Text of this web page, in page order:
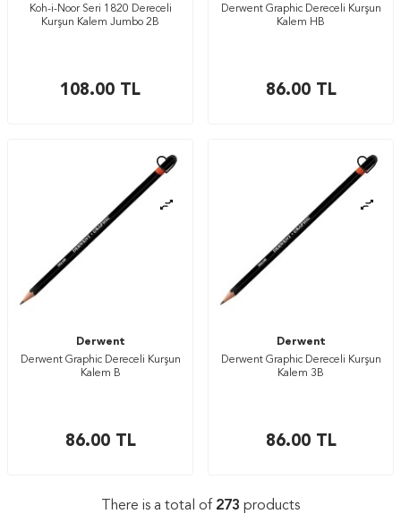
Koh-i-Noor Seri 1820 Dereceli
Kurşun Kalem Jumbo 2B
108.00 TL
Derwent Graphic Dereceli Kurşun
Kalem HB
86.00TL
Derwent
Derwent Graphic Dereceli Kurşun
Kalem B
86.00TL
Derwent
Derwent Graphic Dereceli Kurşun
Kalem 3B
86.00TL
There is a total of 273 products